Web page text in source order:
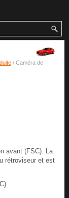
/ Caméra de
avant (FSC). La
rétroviseur et est